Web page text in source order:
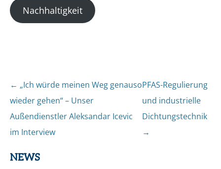
Nachhaltigkeit
Post
navigation
← „Ich würde meinen Weg genauso
wieder gehen“ – Unser
Außendienstler Aleksandar Icevic
im Interview
PFAS-Regulierung
und industrielle
Dichtungstechnik
→
NEWS